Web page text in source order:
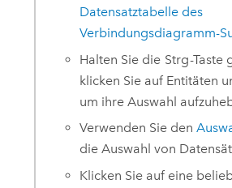
Datensatztabelle des
Verbindungsdiagramm-
Halten Sie die Strg-Taste
klicken Sie auf Entitäten
um ihre Auswahl
Verwenden Sie den
die Auswahl von
Klicken Sie auf eine